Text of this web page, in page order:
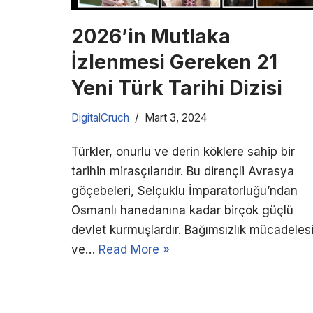
2026’in Mutlaka
İzlenmesi Gereken 21
Yeni Türk Tarihi Dizisi
DigitalCruch Mart 3, 2024
Türkler, onurlu ve derin köklere sahip bir
tarihin mirasçılarıdır. Bu dirençli Avrasya
göçebeleri, Selçuklu İmparatorluğu’ndan
Osmanlı hanedanına kadar birçok güçlü
devlet kurmuşlardır. Bağımsızlık mücadelesi
ve… Read More »